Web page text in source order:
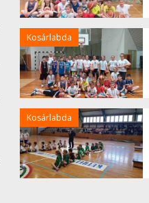
Kosárlabda
Kosárlabda